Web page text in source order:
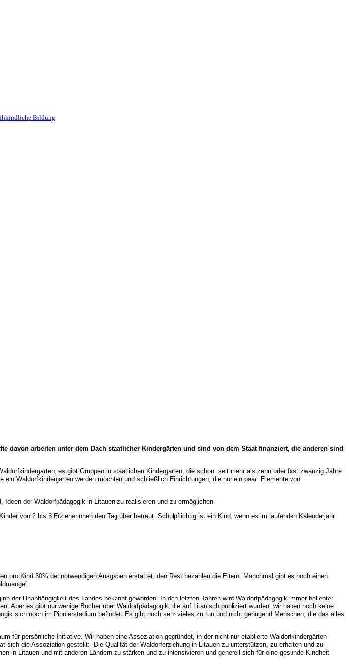
Bildung
davon arbeiten unter dem Dach staatlicher Kindergärten und sind von dem Staat finanziert, die anderen sind
es gibt Gruppen in staatlichen Kindergärten, die schon seit mehr als zehn oder fast zwanzig Jahre
Waldorfkindergarten werden möchten und schließlich Einrichtungen, die nur ein paar Elemente von
der Waldorfpädagogik in Litauen zu realisieren und zu ermöglichen.
von 2 bis 3 Erzieherinnen den Tag über betreut. Schulpflichtig ist ein Kind, wenn es im laufenden Kalenderjahr
pro Kind 30% der notwendigen Ausgaben erstattet, den Rest bezahlen die Eltern. Manchmal gibt es noch einen
der Unabhängigkeit des Landes bekannt geworden. In den letzten Jahren wird Waldorfpädagogik immer beliebter
Aber es gibt nur wenige Bücher über Waldorfpädagogik, die auf Litauisch publiziert wurden, wir haben noch keine
sich noch im Pionierstadium befindet. Es gibt noch sehr vieles zu tun und nicht genügend Menschen, die das alles
für persönliche Initiative. Wir haben eine Assoziation gegründet, in der nicht nur etablierte Waldorfkindergärten
sich die Assoziation gestellt: Die Qualität der Waldorferziehung in Litauen zu unterstützen, zu erhalten und zu
in Litauen und mit anderen Ländern zu stärken und zu intensivieren und generell sich für eine gesunde Kindheit